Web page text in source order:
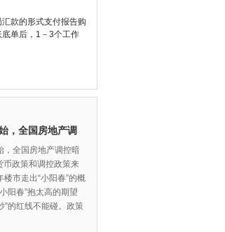
款的形式支付报告购
单后，1－3个工作
，全国房地产调
，全国房地产调控暗
币政策和调控政策来
市走出“小阳春”的概
阳春”抱太高的期望
”的红线不能碰。政策